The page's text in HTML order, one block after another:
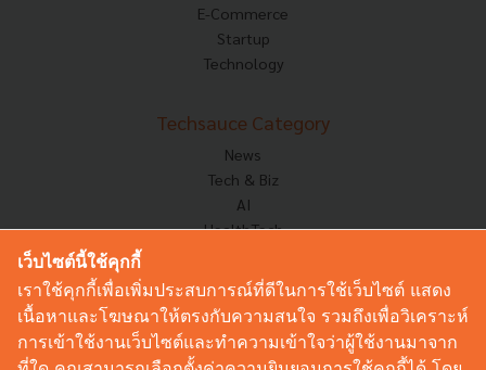
E-Commerce
Startup
Technology
Techsauce Category
News
Tech & Biz
AI
HealthTech
Corp Innov
Saucy Thoughts
Based On
Sustainable
เว็บไซต์นี้ใช้คุกกี้
เราใช้คุกกี้เพื่อเพิ่มประสบการณ์ที่ดีในการใช้เว็บไซต์ แสดง
เนื้อหาและโฆษณาให้ตรงกับความสนใจ รวมถึงเพื่อวิเคราะห์
การเข้าใช้งานเว็บไซต์และทำความเข้าใจว่าผู้ใช้งานมาจาก